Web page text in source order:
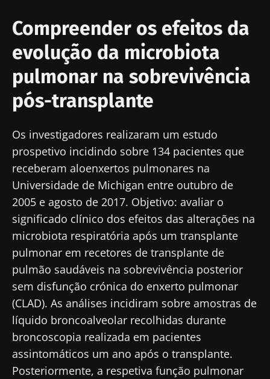
Compreender os efeitos da
evolução da microbiota
pulmonar na sobrevivência
pós-transplante
Os investigadores realizaram um estudo
prospetivo incidindo sobre 134 pacientes que
receberam aloenxertos pulmonares na
Universidade de Michigan entre outubro de
2005 e agosto de 2017. Objetivo: avaliar o
significado clínico dos efeitos das alterações na
microbiota respiratória após um transplante
pulmonar em recetores de transplante de
pulmão saudáveis na sobrevivência posterior
sem disfunção crónica do enxerto pulmonar
(CLAD). As análises incidiram sobre amostras de
líquido broncoalveolar recolhidas durante
broncoscopia realizada em pacientes
assintomáticos um ano após o transplante.
Posteriormente, a respetiva função pulmonar